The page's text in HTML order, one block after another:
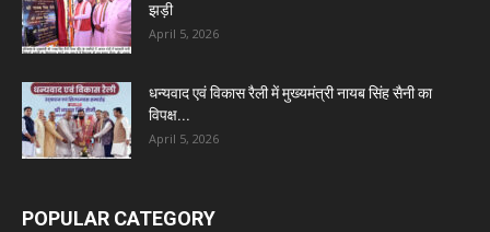
झड़ी
April 5, 2026
धन्यवाद एवं विकास रैली में मुख्यमंत्री नायब सिंह सैनी का
विपक्ष...
April 5, 2026
POPULAR CATEGORY